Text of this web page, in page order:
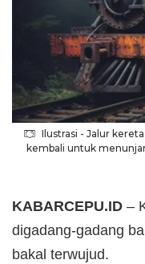
Ilustrasi - Jalur
kembali untuk
KABARCEPU.ID –
digadang-gadang
bakal terwujud.